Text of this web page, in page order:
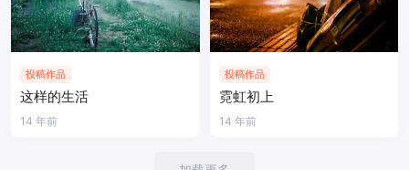
投稿作品
这样的生活
14 年前
投稿作品
霓虹初上
14 年前